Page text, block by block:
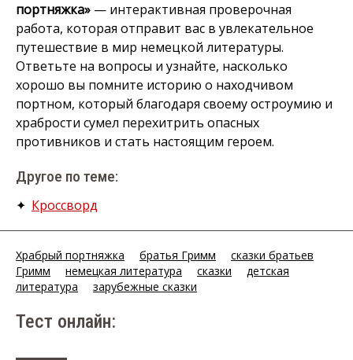
портняжка» — интерактивная проверочная
работа, которая отправит вас в увлекательное
путешествие в мир немецкой литературы.
Ответьте на вопросы и узнайте, насколько
хорошо вы помните историю о находчивом
портном, который благодаря своему остроумию и
храбрости сумел перехитрить опасных
противников и стать настоящим героем.
Другое по теме:
✦ Кроссворд
Храбрый портняжка братья Гримм
сказки братьев
Гримм
немецкая литература сказки
детская
литература
зарубежные сказки
Тест онлайн: